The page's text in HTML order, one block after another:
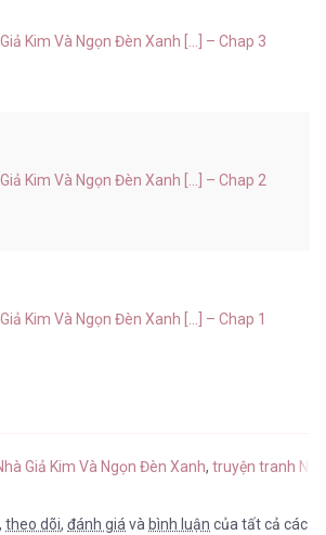
Kim Và Ngọn Đèn Xanh [...] – Chap 3
Kim Và Ngọn Đèn Xanh [...] – Chap 2
Kim Và Ngọn Đèn Xanh [...] – Chap 1
Giả Kim Và Ngọn Đèn Xanh, truyện tranh
, theo dõi, đánh giávà bình luận của tất cả các